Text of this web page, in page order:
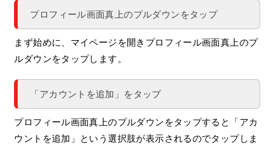
プロフィール画面真上のプルダウンをタップ
まず始めに、マイページを開きプロフィール画面真上のプ
ルダウンをタップします。
「アカウントを追加」をタップ
プロフィール画面真上のプルダウンをタップすると「アカ
ウントを追加」という選択肢が表示されるのでタップしま